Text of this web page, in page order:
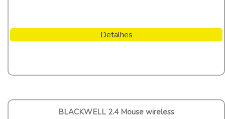
Detalhes
BLACKWELL 2.4 Mouse wireless